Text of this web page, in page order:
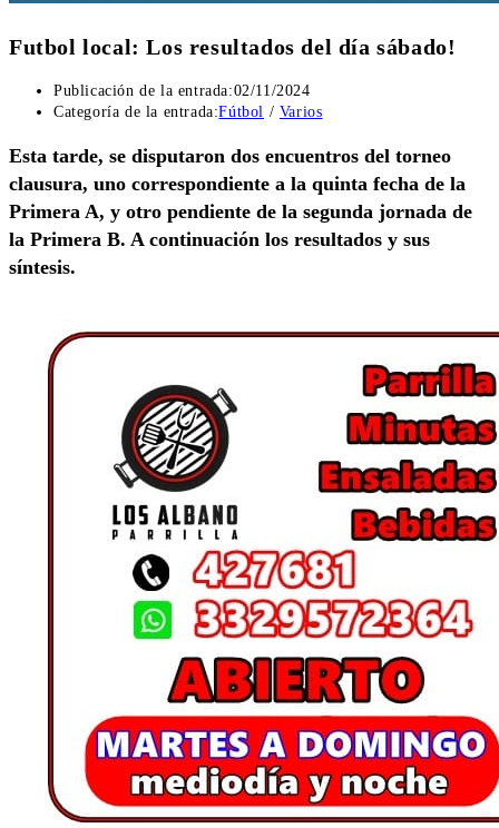
Futbol local: Los resultados del día sábado!
Publicación de la entrada:02/11/2024
Categoría de la entrada:Fútbol / Varios
Esta tarde, se disputaron dos encuentros del torneo
clausura, uno correspondiente a la quinta fecha de la
Primera A, y otro pendiente de la segunda jornada de
la Primera B. A continuación los resultados y sus
síntesis.